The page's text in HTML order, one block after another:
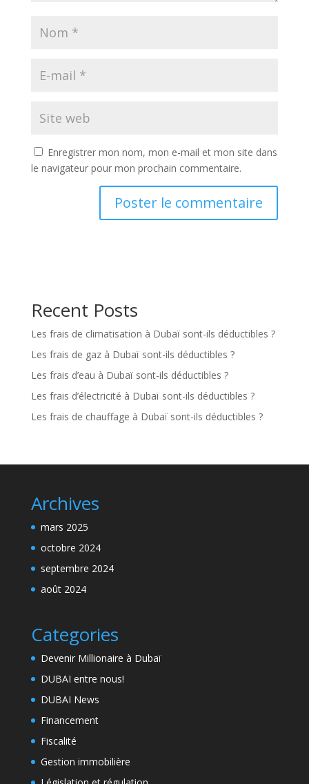
Enregistrer mon nom, mon e-mail et mon site dans
le navigateur pour mon prochain commentaire.
Recent Posts
Les frais de climatisation à Dubaï sont-ils déductibles ?
Les frais de gaz à Dubaï sont-ils déductibles ?
Les frais d’eau à Dubaï sont-ils déductibles ?
Les frais d’électricité à Dubaï sont-ils déductibles ?
Les frais de chauffage à Dubaï sont-ils déductibles ?
Archives
mars 2025
octobre 2024
septembre 2024
août 2024
Categories
Devenir Millionaire à Dubaï
DUBAI entre nous!
DUBAI News
Financement
Fiscalité
Gestion immobilière